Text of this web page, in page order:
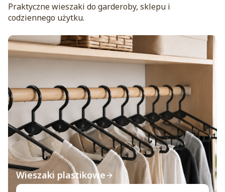
Praktyczne wieszaki do garderoby, sklepu i
codziennego użytku.
Wieszaki plastikowe